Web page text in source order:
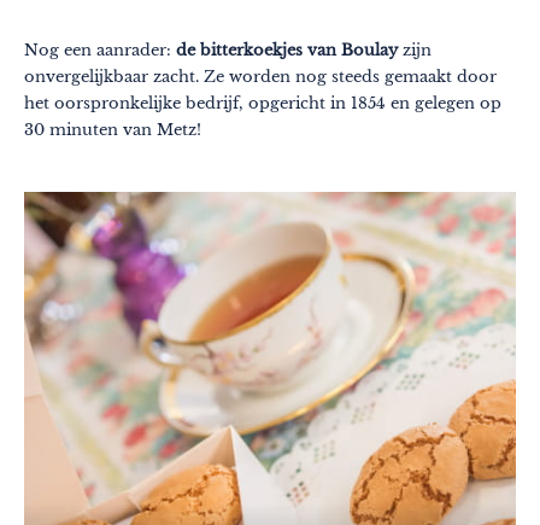
Nog een aanrader: de bitterkoekjes van Boulayzijn
onvergelijkbaar zacht. Ze worden nog steeds gemaakt door
het oorspronkelijke bedrijf, opgericht in 1854 en gelegen op
30 minuten van Metz!